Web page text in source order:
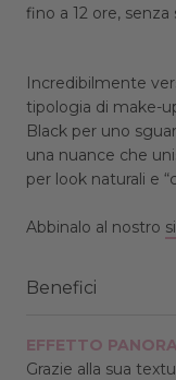
fino a 12 ore, senza
Incredibilmente
tipologia di make-
Black per uno
una nuance che
per look naturali e
Abbinalo al nostro
Benefici
EFFETTO
Grazie alla sua